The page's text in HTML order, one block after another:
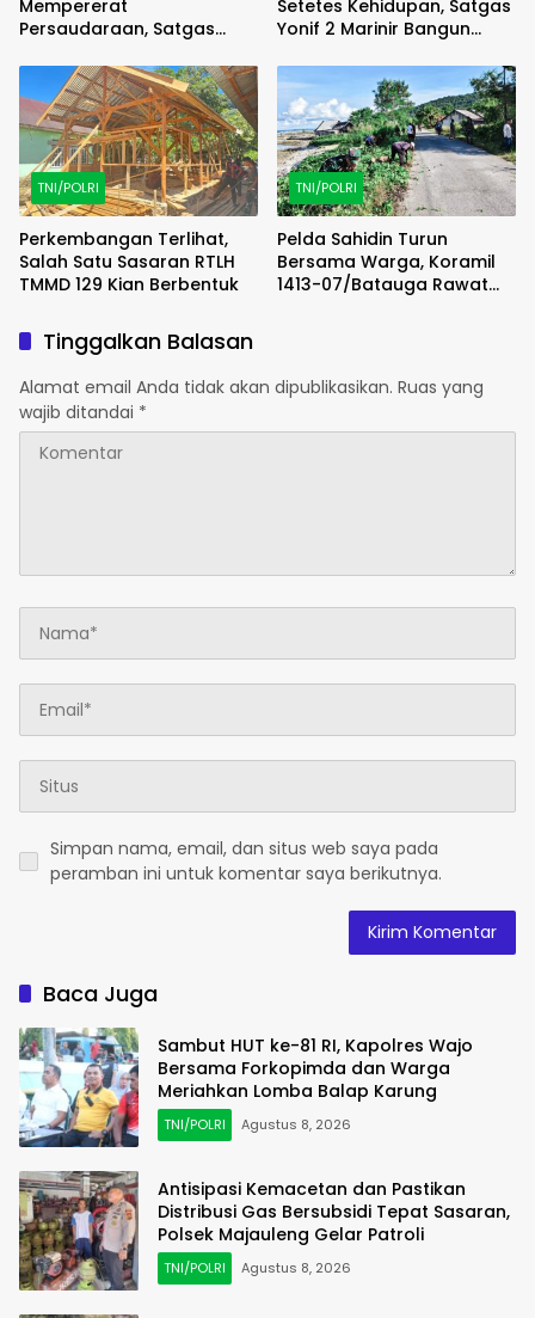
Mempererat
Persaudaraan, Satgas
Enarotali Wujudkan Paniai
Bersih, Indonesia Asri
Setetes Kehidupan, Satgas
Yonif 2 Marinir Bangun
Masyarakat Pasir Putih
TNI/POLRI
Perkembangan Terlihat,
Salah Satu Sasaran RTLH
TMMD 129 Kian Berbentuk
TNI/POLRI
Pelda Sahidin Turun
Bersama Warga, Koramil
1413-07/Batauga Rawat
Tinggalkan Balasan
Alamat email Anda tidak akan dipublikasikan. Ruas yang
wajib ditandai *
Simpan nama, email, dan situs web saya pada
peramban ini untuk komentar saya berikutnya.
Baca Juga
Sambut HUT ke-81 RI, Kapolres Wajo
Bersama Forkopimda dan Warga
Meriahkan Lomba Balap Karung
TNI/POLRI Agustus 8, 2026
Antisipasi Kemacetan dan Pastikan
Distribusi Gas Bersubsidi Tepat Sasaran,
Polsek Majauleng Gelar Patroli
TNI/POLRI Agustus 8, 2026